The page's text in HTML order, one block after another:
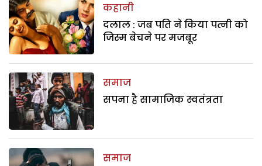
कहानी
दलाल : जब पति ने किया पत्नी को
जिस्म बेचने पर मजबूर
समाज
सपना है सामाजिक स्वतंत्रता
समाज